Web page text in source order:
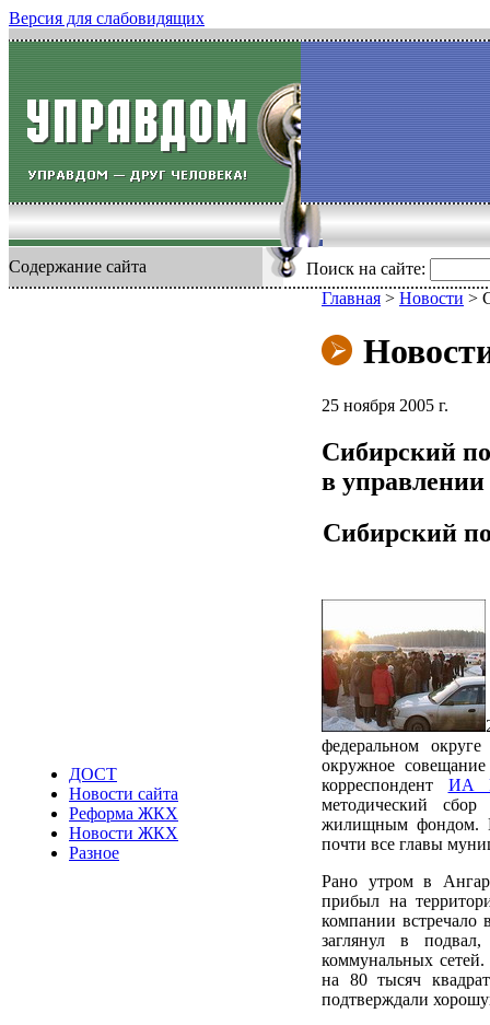
Версия для слабовидящих
Содержание сайта Поиск на сайте:
ДОСТ
Новости сайта
Реформа ЖКХ
Новости ЖКХ
Разное
Главная > Новости >
25 ноября 2005 г.
Сибирский
в
Сибирский
федеральном
окружное
корреспондент ИА
методический
жилищным фондом.
почти все главы
Рано утром в
прибыл на
компании
заглянул в
коммунальных
на 80 тысяч
подтверждали